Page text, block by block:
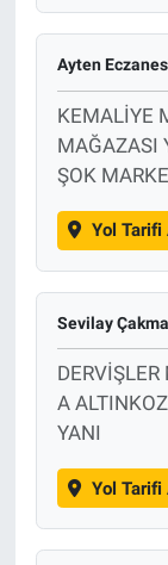
Ayten
KEMALİYE
MAĞAZASI
ŞOK
Yol Tarifi
Sevilay
A
YANI
Yol Tarifi